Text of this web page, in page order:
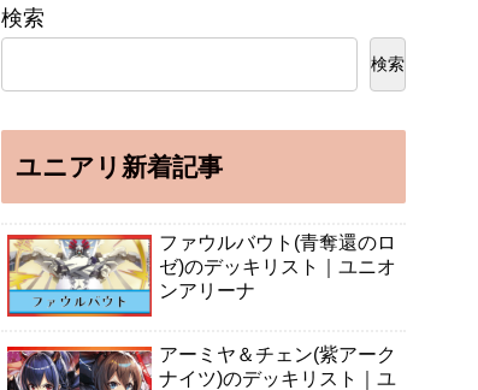
検索
検索
ユニアリ新着記事
ファウルバウト(青奪還のロ
ゼ)のデッキリスト｜ユニオ
ンアリーナ
アーミヤ＆チェン(紫アーク
ナイツ)のデッキリスト｜ユ